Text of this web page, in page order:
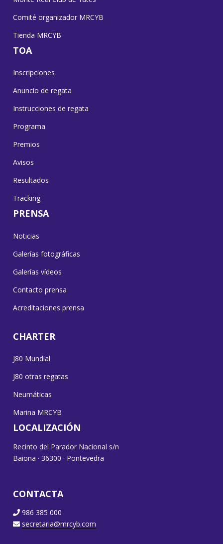
Comité organizador MRCYB
Tienda MRCYB
TOA
Inscripciones
Anuncio de regata
Instrucciones de regata
Programa
Premios
Avisos
Resultados
Tracking
PRENSA
Noticias
Galerías fotográficas
Galerías vídeos
Contacto prensa
Acreditaciones prensa
CHARTER
J80 Mundial
J80 otras regatas
Neumáticas
Marina MRCYB
LOCALIZACIÓN
Recinto del Parador Nacional s/n
Baiona · 36300 · Pontevedra
CONTACTA
986 385 000
secretaria@mrcyb.com